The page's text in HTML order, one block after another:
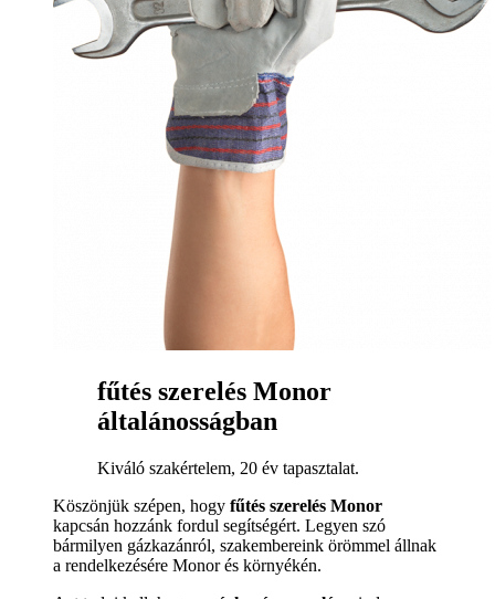
fűtés szerelés Monor
általánosságban
Kiváló szakértelem, 20 év tapasztalat.
Köszönjük szépen, hogy fűtés szerelés Monor
kapcsán hozzánk fordul segítségért. Legyen szó
bármilyen gázkazánról, szakembereink örömmel állnak
a rendelkezésére Monor és környékén.